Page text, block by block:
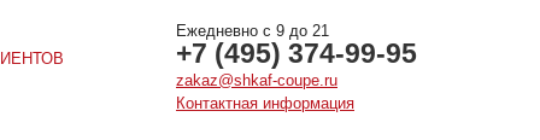
Ежедневно с 9 до 21
+7 (495) 374-99-95
zakaz@shkaf-coupe.ru
Контактная информация